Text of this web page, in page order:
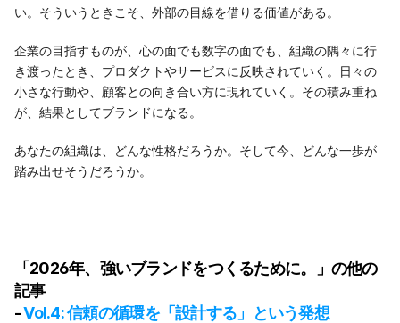
い。そういうときこそ、外部の目線を借りる価値がある。
企業の目指すものが、心の面でも数字の面でも、組織の隅々に行
き渡ったとき、プロダクトやサービスに反映されていく。日々の
小さな行動や、顧客との向き合い方に現れていく。その積み重ね
が、結果としてブランドになる。
あなたの組織は、どんな性格だろうか。そして今、どんな一歩が
踏み出せそうだろうか。
「2026年、強いブランドをつくるために。」の他の
記事
- Vol.4: 信頼の循環を「設計する」という発想